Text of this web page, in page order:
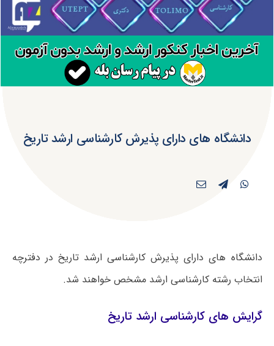
دانشگاه های دارای پذیرش کارشناسی ارشد تاریخ
دانشگاه های دارای پذیرش کارشناسی ارشد تاریخ در دفترچه
انتخاب رشته کارشناسی ارشد مشخص خواهند شد.
گرایش های کارشناسی ارشد تاریخ